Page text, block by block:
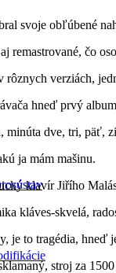
svoje obľúbené
remastrované, čo
rôznych verziách,
hneď prvý
minúta dve, tri, päť,
ja mám mašinu.
klavír Jiřího
kláves-skvelá,
je to tragédia,
stroj za